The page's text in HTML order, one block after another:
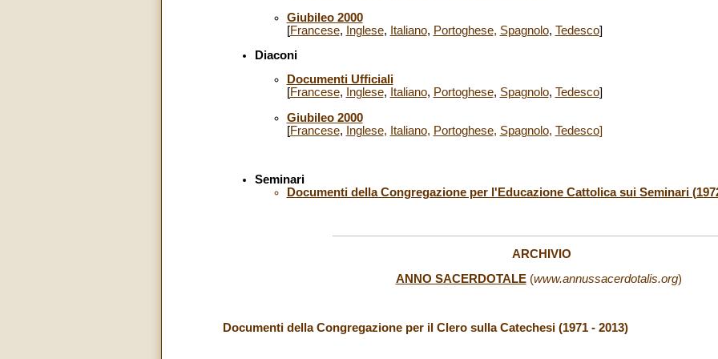
Giubileo 2000
[Francese, Inglese, Italiano, Portoghese, Spagnolo, Tedesco]
Diaconi
Documenti Ufficiali
[Francese, Inglese, Italiano, Portoghese, Spagnolo, Tedesco]
Giubileo 2000
[Francese, Inglese, Italiano, Portoghese, Spagnolo, Tedesco]
Seminari
Documenti della Congregazione per l'Educazione Cattolica sui Seminari
ARCHIVIO
ANNO SACERDOTALE (www.annussacerdotalis.org)
Documenti della Congregazione per il Clero sulla Catechesi (1971 - 2013)